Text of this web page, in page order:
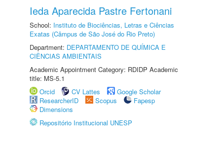
Ieda Aparecida Pastre Fertonani
School: Instituto de Biociências, Letras e Ciências
Exatas (Câmpus de São José do Rio Preto)
Department: DEPARTAMENTO DE QUÍMICA E
CIÊNCIAS AMBIENTAIS
Academic Appointment Category: RDIDP Academic
title: MS-5.1
Orcid
CV Lattes
Google Scholar
ResearcherID
Scopus
Fapesp
Dimensions
Repositório Institucional UNESP